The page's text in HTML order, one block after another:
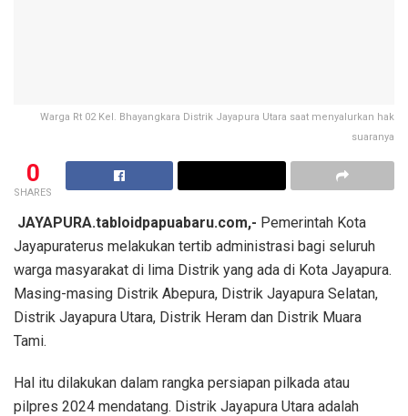
Warga Rt 02 Kel. Bhayangkara Distrik Jayapura Utara saat menyalurkan hak
suaranya
0
SHARES
JAYAPURA.tabloidpapuabaru.com,- Pemerintah Kota
Jayapuraterus melakukan tertib administrasi bagi seluruh
warga masyarakat di lima Distrik yang ada di Kota Jayapura.
Masing-masing Distrik Abepura, Distrik Jayapura Selatan,
Distrik Jayapura Utara, Distrik Heram dan Distrik Muara
Tami.
Hal itu dilakukan dalam rangka persiapan pilkada atau
pilpres 2024 mendatang. Distrik Jayapura Utara adalah